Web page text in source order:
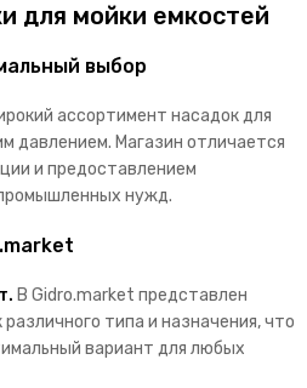
для мойки емкостей
выбор
ассортимент насадок для
давлением. Магазин отличается
и предоставлением
нужд.
В Gidro.market представлен
типа и назначения, что
вариант для любых